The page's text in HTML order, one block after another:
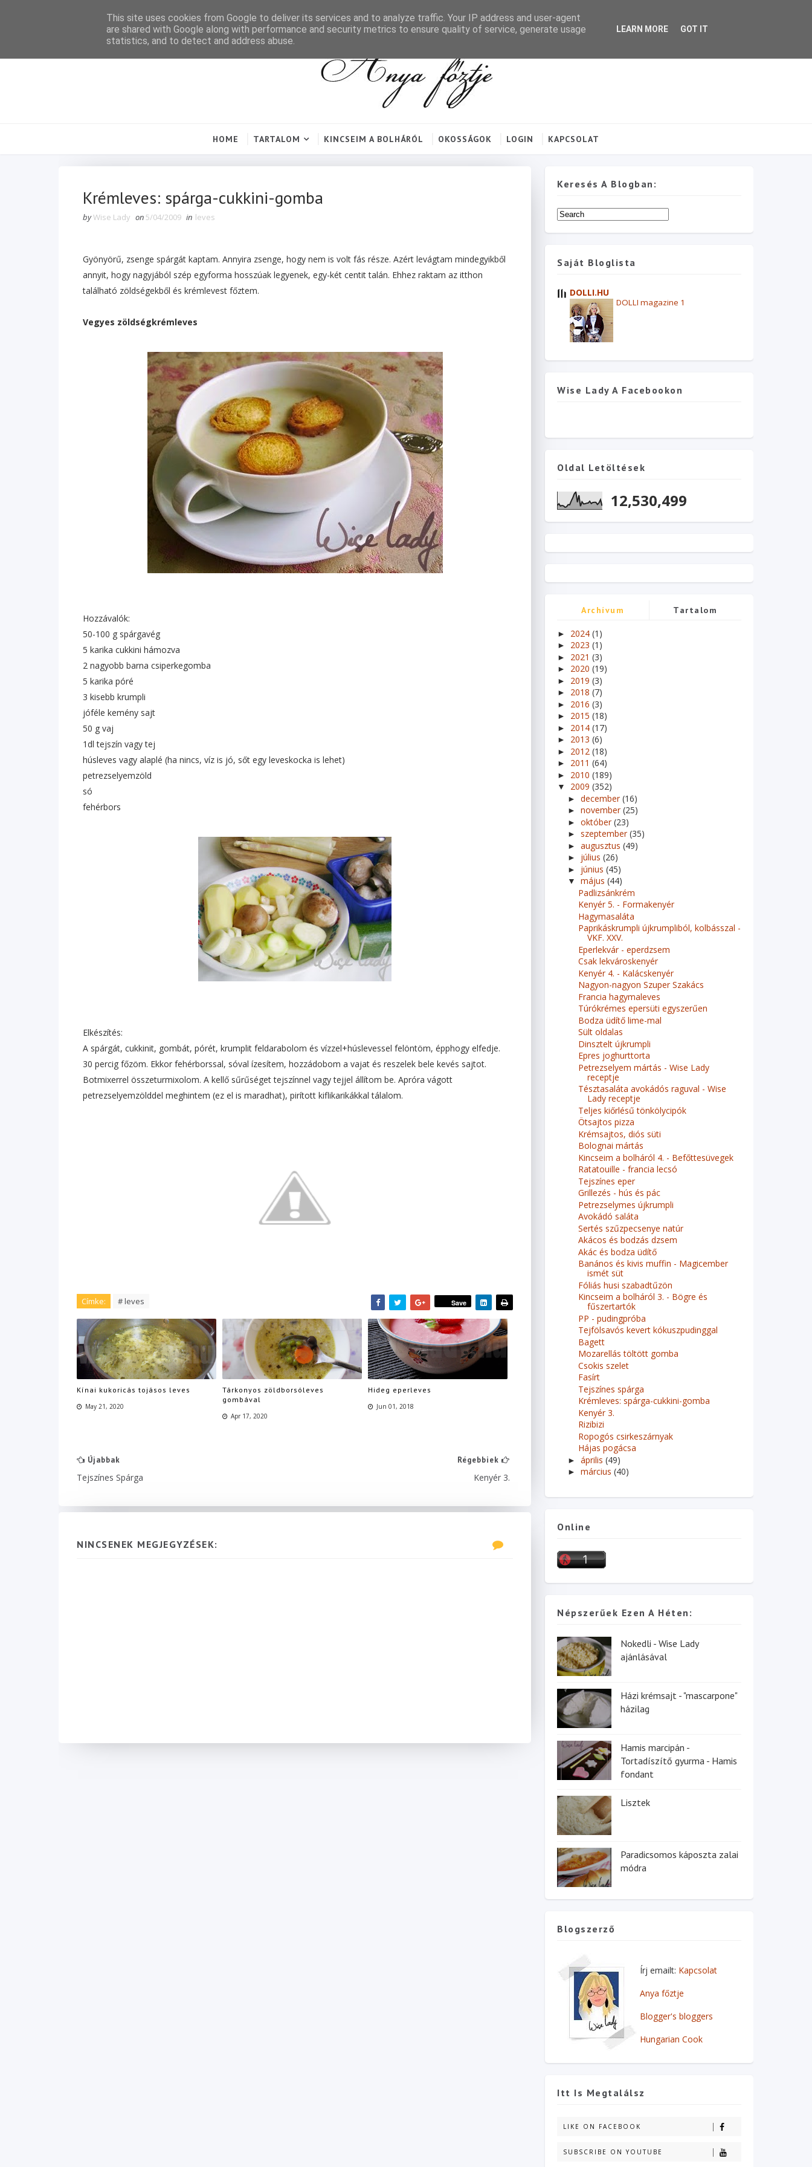
HOME TARTALOM KINCSEIM A BOLHÁRÓL OKOSSÁGOK LOGIN KAPCSOLAT
Krémleves: spárga-cukkini-gomba
byWise Lady on 5/04/2009 in leves
Gyönyörű, zsenge spárgát kaptam. Annyira zsenge, hogy nem is volt fás része. Azért levágtam mindegyikből
annyit, hogy nagyjából szép egyforma hosszúak legyenek, egy-két centit talán. Ehhez raktam az itthon
található zöldségekből és krémlevest főztem.
Vegyes zöldségkrémleves
Hozzávalók:
50-100 g spárgavég
5 karika cukkini hámozva
2 nagyobb barna csiperkegomba
5 karika póré
3 kisebb krumpli
jóféle kemény sajt
50 g vaj
1dl tejszín vagy tej
húsleves vagy alaplé (ha nincs, víz is jó, sőt egy leveskocka is lehet)
petrezselyemzöld
só
fehérbors
Elkészítés:
A spárgát, cukkinit, gombát, pórét, krumplit feldarabolom és vízzel+húslevessel felöntöm, épphogy elfedje.
30 percig főzöm. Ekkor fehérborssal, sóval ízesítem, hozzádobom a vajat és reszelek bele kevés sajtot.
Botmixerrel összeturmixolom. A kellő sűrűséget tejszínnel vagy tejjel állítom be. Apróra vágott
petrezselyemzölddel meghintem (ez el is maradhat), pirított kiflikarikákkal tálalom.
Címke: # leves Save
Kínai kukoricás tojásos leves
May 21, 2020
Tárkonyos zöldborsóleves
gombával
Apr 17, 2020
Hideg eperleves
Jun 01, 2018
Újabbak
Tejszínes Spárga
Régebbiek
Kenyér 3.
NINCSENEK MEGJEGYZÉSEK:
Keresés A Blogban:
Saját Bloglista
DOLLI.HU
DOLLI magazine 1
Wise Lady A Facebookon
Oldal Letöltések
12,530,499
Archívum Tartalom
► 2024 (1)
► 2023 (1)
► 2021 (3)
► 2020 (19)
► 2019 (3)
► 2018 (7)
► 2016 (3)
► 2015 (18)
► 2014 (17)
► 2013 (6)
► 2012 (18)
► 2011 (64)
► 2010 (189)
▼ 2009 (352)
► december(16)
► november(25)
► október(23)
► szeptember(35)
► augusztus (49)
► július (26)
► június (45)
▼ május (44)
Padlizsánkrém
Kenyér 5. - Formakenyér
Hagymasaláta
Paprikáskrumpli újkrumpliból, kolbásszal -
VKF. XXV.
Eperlekvár - eperdzsem
Csak lekvároskenyér
Kenyér 4. - Kalácskenyér
Nagyon-nagyon Szuper Szakács
Francia hagymaleves
Túrókrémes epersüti egyszerűen
Bodza üdítő lime-mal
Sült oldalas
Dinsztelt újkrumpli
Epres joghurttorta
Petrezselyem mártás - Wise Lady
receptje
Tésztasaláta avokádós raguval - Wise
Lady receptje
Teljes kiőrlésű tönkölycipók
Ötsajtos pizza
Krémsajtos, diós süti
Bolognai mártás
Kincseim a bolháról 4. - Befőttesüvegek
Ratatouille - francia lecsó
Tejszínes eper
Grillezés - hús és pác
Petrezselymes újkrumpli
Avokádó saláta
Sertés szűzpecsenye natúr
Akácos és bodzás dzsem
Akác és bodza üdítő
Banános és kivis muffin - Magicember
ismét süt
Fóliás husi szabadtűzön
Kincseim a bolháról 3. - Bögre és
fűszertartók
PP - pudingpróba
Tejfölsavós kevert kókuszpudinggal
Bagett
Mozarellás töltött gomba
Csokis szelet
Fasírt
Tejszínes spárga
Krémleves: spárga-cukkini-gomba
Kenyér 3.
Rizibizi
Ropogós csirkeszárnyak
Hájas pogácsa
► április (49)
► március (40)
Online
Népszerűek Ezen A Héten:
Nokedli - Wise Lady
ajánlásával
Házi krémsajt - "mascarpone"
házilag
Hamis marcipán -
Tortadíszítő gyurma - Hamis
fondant
Lisztek
Paradicsomos káposzta zalai
módra
Blogszerző
Írj emailt: Kapcsolat
Anya főztje
Blogger's bloggers
Hungarian Cook
Itt Is Megtalálsz
LIKE ON FACEBOOK
SUBSCRIBE ON YOUTUBE
This site uses cookies from Google to deliver its services and to analyze traffic. Your IP address and user-agent
are shared with Google along with performance and security metrics to ensure quality of service, generate usage
statistics, and to detect and address abuse.
LEARN MORE GOT IT